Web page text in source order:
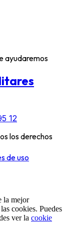
ayudaremos
12
los derechos
de uso
la mejor
cookies. Puedes
ver la cookie